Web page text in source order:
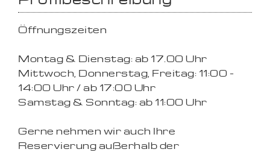
Öffnungszeiten
Montag & Dienstag: ab 17.00 Uhr
Mittwoch, Donnerstag, Freitag: 11:00 -
14:00 Uhr / ab 17:00 Uhr
Samstag & Sonntag: ab 11:00 Uhr
Gerne nehmen wir auch Ihre
Reservierung außerhalb der